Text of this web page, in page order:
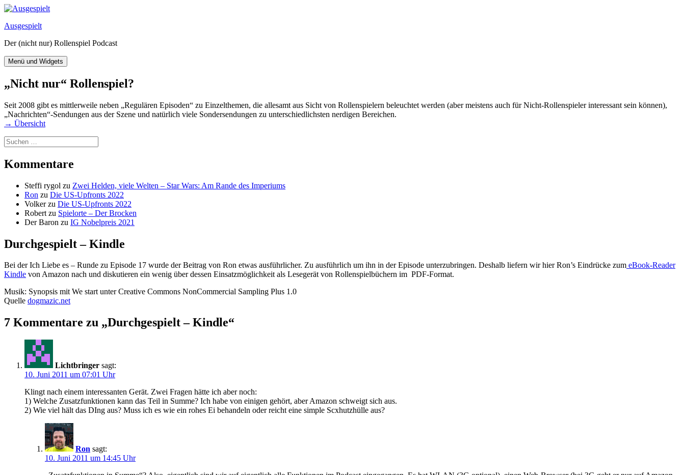
Zum
springen
Ausgespielt
Der (nicht nur) Rollenspiel Podcast
Menü und Widgets
„Nicht nur“ Rollenspiel?
Seit 2008 gibt es mittlerweile neben „Regulären Episoden“ zu Einzelthemen, die allesamt aus Sicht von Rollenspielern beleuchtet werden (aber meistens auch für Nicht-Rollenspieler interessant sein können),
„Nachrichten“-Sendungen aus der Szene und natürlich viele Sondersendungen zu unterschiedlichsten nerdigen Bereichen.
→ Übersicht
Suchen
nach:
Kommentare
Steffi rygol zu Zwei Helden, viele Welten – Star Wars: Am Rande des Imperiums
Ron zu Die US-Upfronts 2022
Volkerzu Die US-Upfronts 2022
Robert zu Spielorte – Der Brocken
Der Baron zu IG Nobelpreis 2021
Durchgespielt – Kindle
Bei der Ich Liebe es – Runde zu Episode 17 wurde der Beitrag von Ron etwas ausführlicher. Zu ausführlich um ihn in der Episode unterzubringen. Deshalb liefern wir hier Ron’s Eindrücke zum eBook-Reader
Kindle von Amazon nach und diskutieren ein wenig über dessen Einsatzmöglichkeit als Lesegerät von Rollenspielbüchern im PDF-Format.
Musik: Synopsis mit We start unter Creative Commons NonCommercial Sampling Plus 1.0
Quelle dogmazic.net
7 Kommentare zu „Durchgespielt – Kindle“
Lichtbringer sagt:
10. Juni 2011 um 07:01 Uhr
Klingt nach einem interessanten Gerät. Zwei Fragen hätte ich aber noch:
1) Welche Zusatzfunktionen kann das Teil in Summe? Ich habe von einigen gehört, aber Amazon schweigt sich aus.
2) Wie viel hält das DIng aus? Muss ich es wie ein rohes Ei behandeln oder reicht eine simple Scxhutzhülle aus?
Ron sagt:
10. Juni 2011 um 14:45 Uhr